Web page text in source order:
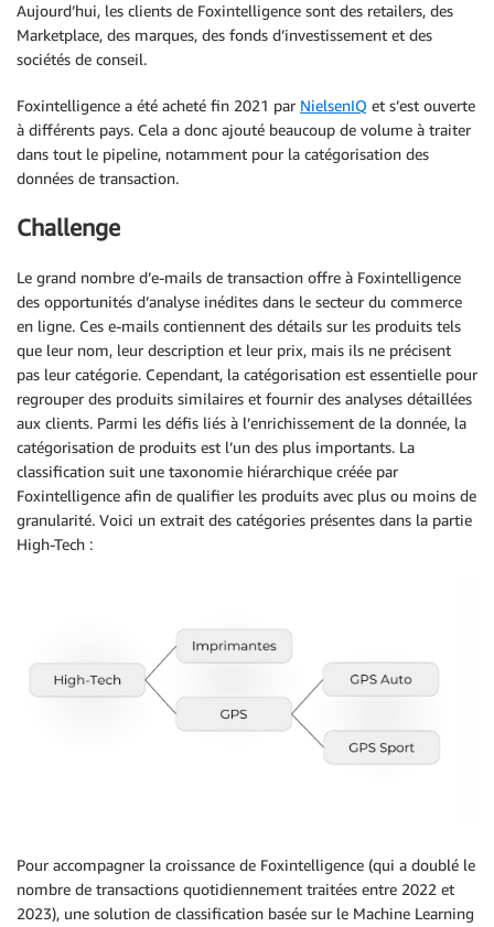
Aujourd’hui, les clients de Foxintelligence sont des retailers, des
Marketplace, des marques, des fonds d’investissement et des
sociétés de conseil.
Foxintelligence a été acheté fin 2021 par NielsenIQ et s’est ouverte
à différents pays. Cela a donc ajouté beaucoup de volume à traiter
dans tout le pipeline, notamment pour la catégorisation des
données de transaction.
Challenge
Le grand nombre d’e-mails de transaction offre à Foxintelligence
des opportunités d’analyse inédites dans le secteur du commerce
en ligne. Ces e-mails contiennent des détails sur les produits tels
que leur nom, leur description et leur prix, mais ils ne précisent
pas leur catégorie. Cependant, la catégorisation est essentielle pour
regrouper des produits similaires et fournir des analyses détaillées
aux clients. Parmi les défis liés à l’enrichissement de la donnée, la
catégorisation de produits est l’un des plus importants. La
classification suit une taxonomie hiérarchique créée par
Foxintelligence afin de qualifier les produits avec plus ou moins de
granularité. Voici un extrait des catégories présentes dans la partie
High-Tech :
Pour accompagner la croissance de Foxintelligence (qui a doublé le
nombre de transactions quotidiennement traitées entre 2022 et
2023), une solution de classification basée sur le Machine Learning